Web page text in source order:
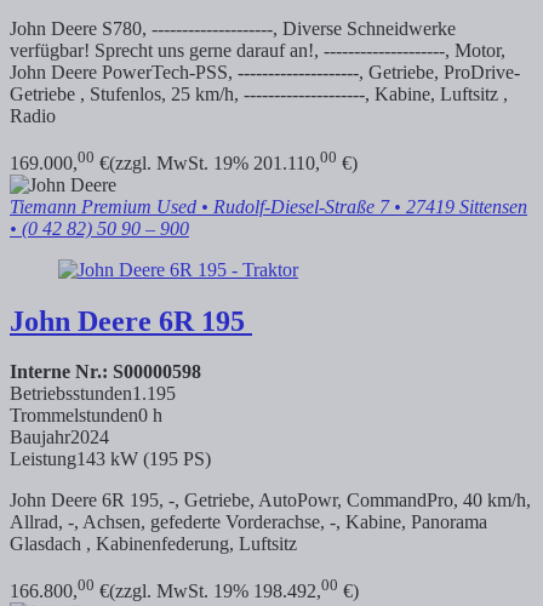
John Deere S780, --------------------, Diverse Schneidwerke
verfügbar! Sprecht uns gerne darauf an!, --------------------, Motor,
John Deere PowerTech-PSS, --------------------, Getriebe, ProDrive-
Getriebe , Stufenlos, 25 km/h, --------------------, Kabine, Luftsitz ,
Radio
169.000,00 €(zzgl. MwSt. 19% 201.110,00 €)
Tiemann Premium Used • Rudolf-Diesel-Straße 7 • 27419 Sittensen
• (0 42 82) 50 90 – 900
John Deere 6R 195
Interne Nr.: S00000598
Betriebsstunden1.195
Trommelstunden0 h
Baujahr2024
Leistung143 kW (195 PS)
John Deere 6R 195, -, Getriebe, AutoPowr, CommandPro, 40 km/h,
Allrad, -, Achsen, gefederte Vorderachse, -, Kabine, Panorama
Glasdach , Kabinenfederung, Luftsitz
166.800,00 €(zzgl. MwSt. 19% 198.492,00 €)